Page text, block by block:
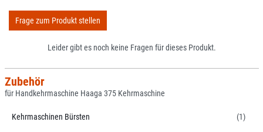
Frage zum Produkt stellen
Leider gibt es noch keine Fragen für dieses Produkt.
Zubehör
für Handkehrmaschine Haaga 375 Kehrmaschine
Kehrmaschinen Bürsten (1)